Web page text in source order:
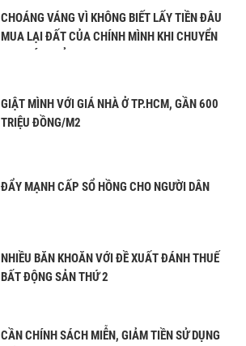
CHOÁNG VÁNG VÌ KHÔNG BIẾT LẤY TIỀN ĐÂU
MUA LẠI ĐẤT CỦA CHÍNH MÌNH KHI CHUYỂN
GIẬT MÌNH VỚI GIÁ NHÀ Ở TP.HCM, GẦN 600
TRIỆU ĐỒNG/M2
ĐẨY MẠNH CẤP SỔ HỒNG CHO NGƯỜI DÂN
NHIỀU BĂN KHOĂN VỚI ĐỀ XUẤT ĐÁNH THUẾ
BẤT ĐỘNG SẢN THỨ 2
CẦN CHÍNH SÁCH MIỄN, GIẢM TIỀN SỬ DỤNG